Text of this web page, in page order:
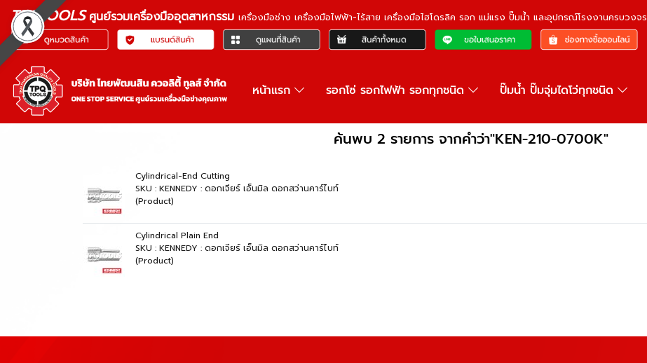
TPQTOOLSศูนย์รวมเครื่องมืออุตสาหกรรม เครื่องมือช่าง เครื่องมือไฟฟ้า-ไร้สาย เครื่องมือไฮโดรลิค รอก แม่แรง ปั๊มน้ำ และอุปกรณ์โรงงานครบวงจร
หน้าแรก รอกโซ่ รอกไฟฟ้า รอกทุกชนิด ปั๊มน้ำ ปั๊มจุ่มไดโว่ทุกชนิด
ค้นพบ 2 รายการ จากคำว่า"KEN-210-0700K"
Cylindrical-End Cutting
SKU : KENNEDY : ดอกเจียร์ เอ็นมิล ดอกสว่านคาร์ไบท์
(Product)
Cylindrical Plain End
SKU : KENNEDY : ดอกเจียร์ เอ็นมิล ดอกสว่านคาร์ไบท์
(Product)